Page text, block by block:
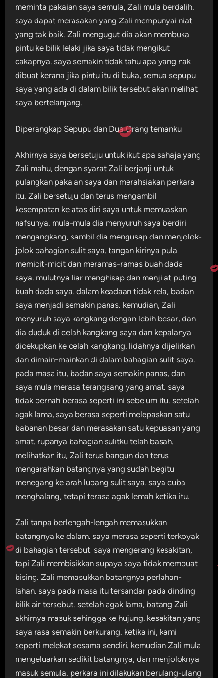
meminta pakaian saya semula, Zali mula berdalih.
saya dapat merasakan yang Zali mempunyai niat
yang tak baik. Zali mengugut dia akan membuka
pintu ke bilik lelaki jika saya tidak mengikut
cakapnya. saya semakin tidak tahu apa yang nak
dibuat kerana jika pintu itu di buka, semua sepupu
saya yang ada di dalam bilik tersebut akan melihat
saya bertelanjang.
Diperangkap Sepupu dan Dua Orang temanku
Akhirnya saya bersetuju untuk ikut apa sahaja yang
Zali mahu, dengan syarat Zali berjanji untuk
pulangkan pakaian saya dan merahsiakan perkara
itu. Zali bersetuju dan terus mengambil
kesempatan ke atas diri saya untuk memuaskan
nafsunya. mula-mula dia menyuruh saya berdiri
mengangkang, sambil dia mengusap dan menjolok-
jolok bahagian sulit saya. tangan kirinya pula
memicit-micit dan meramas-ramas buah dada
saya. mulutnya liar menghisap dan menjilat puting
buah dada saya. dalam keadaan tidak rela, badan
saya menjadi semakin panas. kemudian, Zali
menyuruh saya kangkang dengan lebih besar, dan
dia duduk di celah kangkang saya dan kepalanya
dicekupkan ke celah kangkang. lidahnya dijelirkan
dan dimain-mainkan di dalam bahagian sulit saya.
pada masa itu, badan saya semakin panas, dan
saya mula merasa terangsang yang amat. saya
tidak pernah berasa seperti ini sebelum itu. setelah
agak lama, saya berasa seperti melepaskan satu
babanan besar dan merasakan satu kepuasan yang
amat. rupanya bahagian sulitku telah basah.
melihatkan itu, Zali terus bangun dan terus
mengarahkan batangnya yang sudah begitu
menegang ke arah lubang sulit saya. saya cuba
menghalang, tetapi terasa agak lemah ketika itu.
Zali tanpa berlengah-lengah memasukkan
batangnya ke dalam. saya merasa seperti terkoyak
di bahagian tersebut. saya mengerang kesakitan,
tapi Zali membisikkan supaya saya tidak membuat
bising. Zali memasukkan batangnya perlahan-
lahan. saya pada masa itu tersandar pada dinding
bilik air tersebut. setelah agak lama, batang Zali
akhirnya masuk sehingga ke hujung. kesakitan yang
saya rasa semakin berkurang. ketika ini, kami
seperti melekat sesama sendiri. kemudian Zali mula
mengeluarkan sedikit batangnya, dan menjoloknya
masuk semula. perkara ini dilakukan berulang-ulang